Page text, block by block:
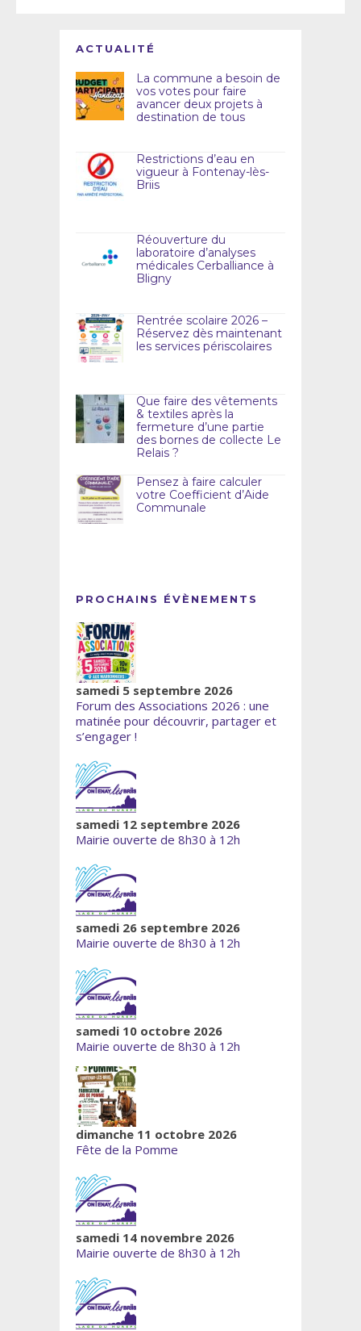
ACTUALITÉ
La commune a besoin de
vos votes pour faire
avancer deux projets à
destination de tous
Restrictions d’eau en
vigueur à Fontenay-lès-
Briis
Réouverture du
laboratoire d’analyses
médicales Cerballiance à
Bligny
Rentrée scolaire 2026 –
Réservez dès maintenant
les services périscolaires
Que faire des vêtements
& textiles après la
fermeture d’une partie
des bornes de collecte Le
Relais ?
Pensez à faire calculer
votre Coefficient d’Aide
Communale
PROCHAINS ÉVÈNEMENTS
samedi 5 septembre 2026
Forum des Associations 2026 : une
matinée pour découvrir, partager et
s’engager !
samedi 12 septembre 2026
Mairie ouverte de 8h30 à 12h
samedi 26 septembre 2026
Mairie ouverte de 8h30 à 12h
samedi 10 octobre 2026
Mairie ouverte de 8h30 à 12h
dimanche 11 octobre 2026
Fête de la Pomme
samedi 14 novembre 2026
Mairie ouverte de 8h30 à 12h